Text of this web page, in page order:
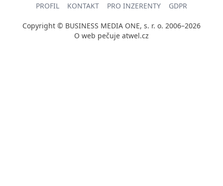
PROFIL KONTAKT PRO INZERENTY GDPR
Copyright © BUSINESS MEDIA ONE, s. r. o. 2006–2026